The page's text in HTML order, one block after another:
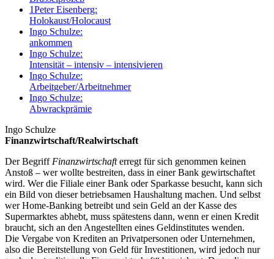
1Peter Eisenberg:
Holokaust/Holocaust
Ingo Schulze:
ankommen
Ingo Schulze:
Intensität – intensiv – intensivieren
Ingo Schulze:
Arbeitgeber/Arbeitnehmer
Ingo Schulze:
Abwrackprämie
Ingo Schulze
Finanzwirtschaft/Realwirtschaft
Der Begriff Finanzwirtschafterregt für sich genommen keinen
Anstoß – wer wollte bestreiten, dass in einer Bank gewirtschaftet
wird. Wer die Filiale einer Bank oder Sparkasse besucht, kann sich
ein Bild von dieser betriebsamen Haushaltung machen. Und selbst
wer Home-Banking betreibt und sein Geld an der Kasse des
Supermarktes abhebt, muss spätestens dann, wenn er einen Kredit
braucht, sich an den Angestellten eines Geldinstitutes wenden.
Die Vergabe von Krediten an Privatpersonen oder Unternehmen,
also die Bereitstellung von Geld für Investitionen, wird jedoch nur